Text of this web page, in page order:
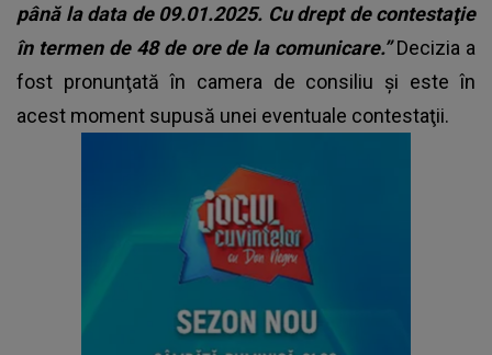
până la data de 09.01.2025. Cu drept de contestaţie
în termen de 48 de ore de la comunicare.”Decizia a
fost pronunţată în camera de consiliu şi este în
acest moment supusă unei eventuale contestaţii.